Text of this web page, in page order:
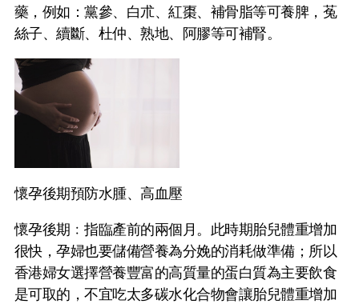
藥，例如：黨參、白朮、紅棗、補骨脂等可養脾，菟
絲子、續斷、杜仲、熟地、阿膠等可補腎。
懷孕後期預防水腫、高血壓
懷孕後期﹕指臨產前的兩個月。此時期胎兒體重增加
很快，孕婦也要儲備營養為分娩的消耗做準備；所以
香港婦女選擇營養豐富的高質量的蛋白質為主要飲食
是可取的，不宜吃太多碳水化合物會讓胎兒體重增加